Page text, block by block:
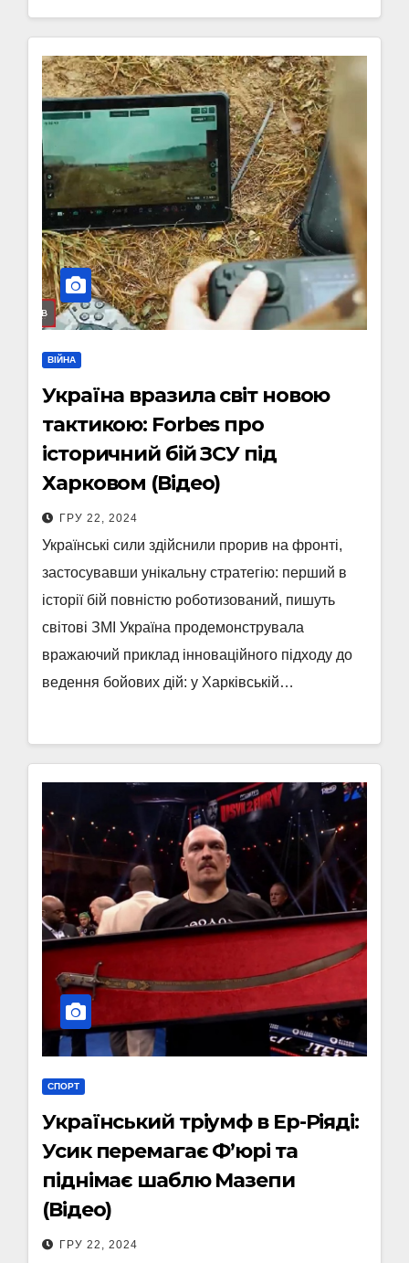
ВІЙНА
Україна вразила світ новою
тактикою: Forbes про
історичний бій ЗСУ під
Харковом (Відео)
ГРУ 22, 2024
Українські сили здійснили прорив на фронті,
застосувавши унікальну стратегію: перший в
історії бій повністю роботизований, пишуть
світові ЗМІ Україна продемонструвала
вражаючий приклад інноваційного підходу до
ведення бойових дій: у Харківській…
СПОРТ
Український тріумф в Ер-Ріяді:
Усик перемагає Ф’юрі та
піднімає шаблю Мазепи
(Відео)
ГРУ 22, 2024